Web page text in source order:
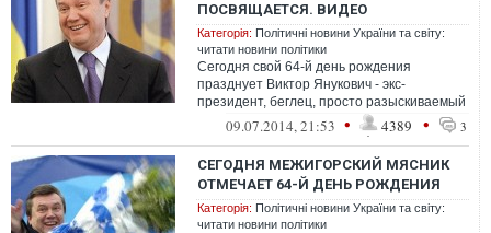
ПОСВЯЩАЕТСЯ. ВИДЕО
Категорія: Політичні новини України та світу:
читати новини політики
Сегодня свой 64-й день рождения
празднует Виктор Янукович - экс-
президент, беглец, просто разыскиваемый
украинскими правоохранителями человек.
09.07.2014, 21:53 • 4389 • 3
СЕГОДНЯ МЕЖИГОРСКИЙ МЯСНИК
ОТМЕЧАЕТ 64-Й ДЕНЬ РОЖДЕНИЯ
Категорія: Політичні новини України та світу:
читати новини політики